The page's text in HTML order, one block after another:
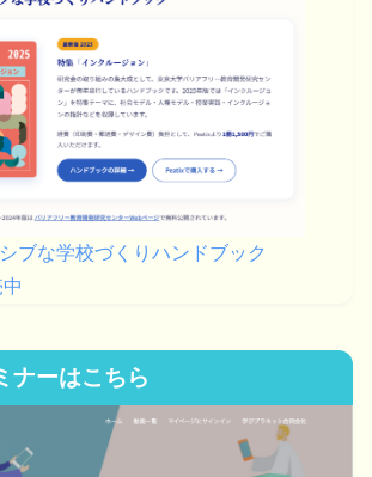
ブな学校づくりハンドブック
ナーはこちら